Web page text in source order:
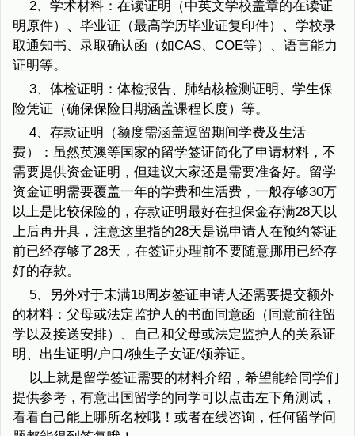
2、学术材料：在读证明（中英文学校盖章的在读证
明原件）、毕业证（最高学历毕业证复印件）、学校录
取通知书、录取确认函（如CAS、COE等）、语言能力
证明等。
3、体检证明：体检报告、肺结核检测证明、学生保
险凭证（确保保险日期涵盖课程长度）等。
4、存款证明（额度需涵盖逗留期间学费及生活
费）：虽然英澳等国家的留学签证简化了申请材料，不
需要提供资金证明，但建议大家还是需要准备好。留学
资金证明需要覆盖一年的学费和生活费，一般存够30万
以上是比较保险的，存款证明最好在担保金存满28天以
上后再开具，注意这里指的28天是说申请人在预约签证
前已经存够了28天，在签证办理前不要随意挪用已经存
好的存款。
5、另外对于未满18周岁签证申请人还需要提交额外
的材料：父母或法定监护人的书面同意函（同意前往留
学以及接送安排）、自己和父母或法定监护人的关系证
明、出生证明/户口/独生子女证/领养证。
以上就是留学签证需要的材料介绍，希望能给同学们
提供参考，有意出国留学的同学可以点击左下角测试，
看看自己能上哪所名校哦！或者在线咨询，任何留学问